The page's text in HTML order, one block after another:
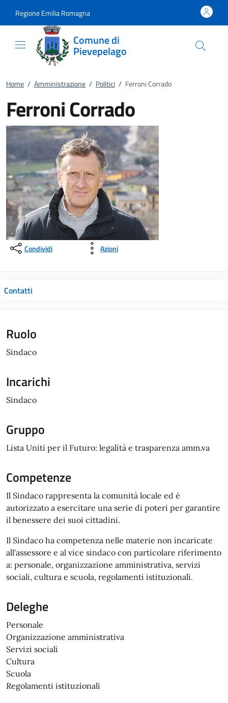
Regione Emilia Romagna
Comune di
Pievepelago
Home / Amministrazione / Politici / Ferroni Corrado
Ferroni Corrado
Condividi Azioni
Contatti
Ruolo
Sindaco
Incarichi
Sindaco
Gruppo
Lista Uniti per il Futuro: legalità e trasparenza amm.va
Competenze
Il Sindaco rappresenta la comunità locale ed è
autorizzato a esercitare una serie di poteri per garantire
il benessere dei suoi cittadini.
Il Sindaco ha competenza nelle materie non incaricate
all'assessore e al vice sindaco con particolare riferimento
a: personale, organizzazione amministrativa, servizi
sociali, cultura e scuola, regolamenti istituzionali.
Deleghe
Personale
Organizzazione amministrativa
Servizi sociali
Cultura
Scuola
Regolamenti istituzionali